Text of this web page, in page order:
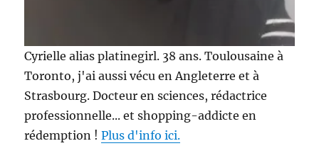
Cyrielle alias platinegirl. 38 ans. Toulousaine à
Toronto, j'ai aussi vécu en Angleterre et à
Strasbourg. Docteur en sciences, rédactrice
professionnelle... et shopping-addicte en
rédemption !Plus d'info ici.